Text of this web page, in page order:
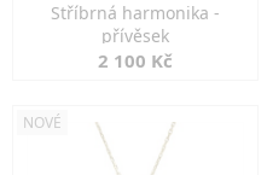
Stříbrná harmonika -
přívěsek
2 100 Kč
NOVÉ